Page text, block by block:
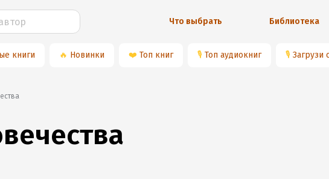
Что выбрать Библиотека
книги 🔥 Новинки ❤️ Топ книг 🎙 Топ аудиокниг 🎙 Загрузи